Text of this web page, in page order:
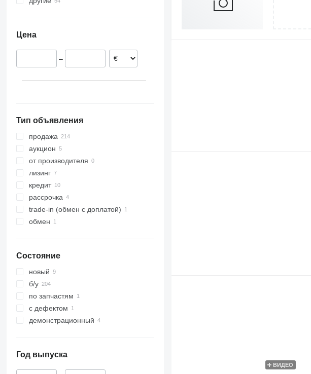
Дания
Латвия
Цена
–
Тип объявления
продажа
аукцион
от производителя
лизинг
кредит
рассрочка
trade-in (обмен с доплатой)
обмен
Состояние
новый
б/у
по запчастям
с дефектом
демонстрационный
Год выпуска
ВИДЕО